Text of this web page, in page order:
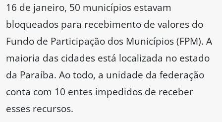
16 de janeiro, 50 municípios estavam
bloqueados para recebimento de valores do
Fundo de Participação dos Municípios (FPM). A
maioria das cidades está localizada no estado
da Paraíba. Ao todo, a unidade da federação
conta com 10 entes impedidos de receber
esses recursos.